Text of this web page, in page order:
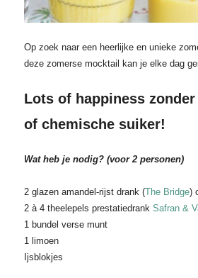
Op zoek naar een heerlijke en unieke
deze zomerse mocktail kan je elke dag
Lots of happiness
of chemische suiker!
Wat heb je nodig? (voor 2 personen)
2 glazen amandel-rijst drank (The Bridge)
2 à 4 theelepels prestatiedrank Safran &
1 bundel verse munt
1 limoen
Ijsblokjes